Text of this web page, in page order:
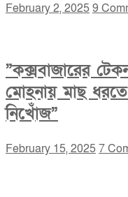
February 2, 20259
”কক্সবাজারের
মোহনায় মাছ ধরতে
নিখোঁজ”
February 15, 20257